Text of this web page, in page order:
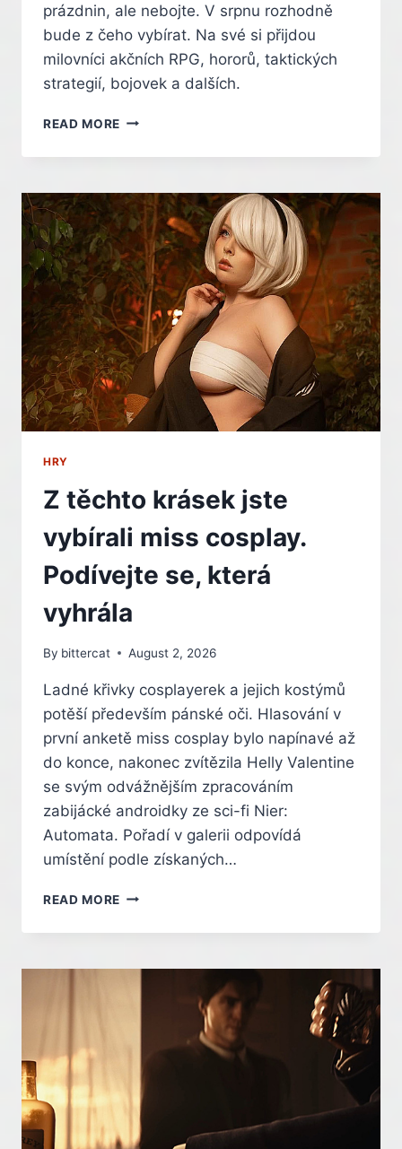
prázdnin, ale nebojte. V srpnu rozhodně
bude z čeho vybírat. Na své si přijdou
milovníci akčních RPG, hororů, taktických
strategií, bojovek a dalších.
READ MORE KALENDÁŘ
TOHLE
NEJLEPŠÍ
HRY,
CO
VYCHÁZEJÍ
V
SRPNU
–
INDIAN
HRY
Z těchto krásek jste
vybírali miss cosplay.
Podívejte se, která
vyhrála
By bittercat August 2, 2026
Ladné křivky cosplayerek a jejich kostýmů
potěší především pánské oči. Hlasování v
první anketě miss cosplay bylo napínavé až
do konce, nakonec zvítězila Helly Valentine
se svým odvážnějším zpracováním
zabijácké androidky ze sci-fi Nier:
Automata. Pořadí v galerii odpovídá
umístění podle získaných…
READ MORE Z
KRÁSEK
VYBÍRALI